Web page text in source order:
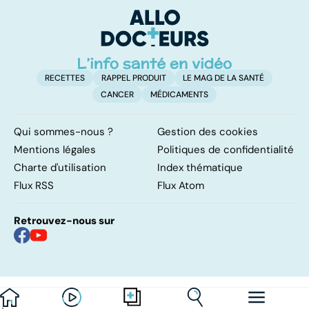
RECETTES RAPPEL PRODUIT
LE MAG DE LA SANTÉ
CANCER
MÉDICAMENTS
Qui sommes-nous ?
Gestion des cookies
Mentions légales
Politiques de confidentialité
Charte d'utilisation
Index thématique
Flux RSS
Flux Atom
Retrouvez-nous sur